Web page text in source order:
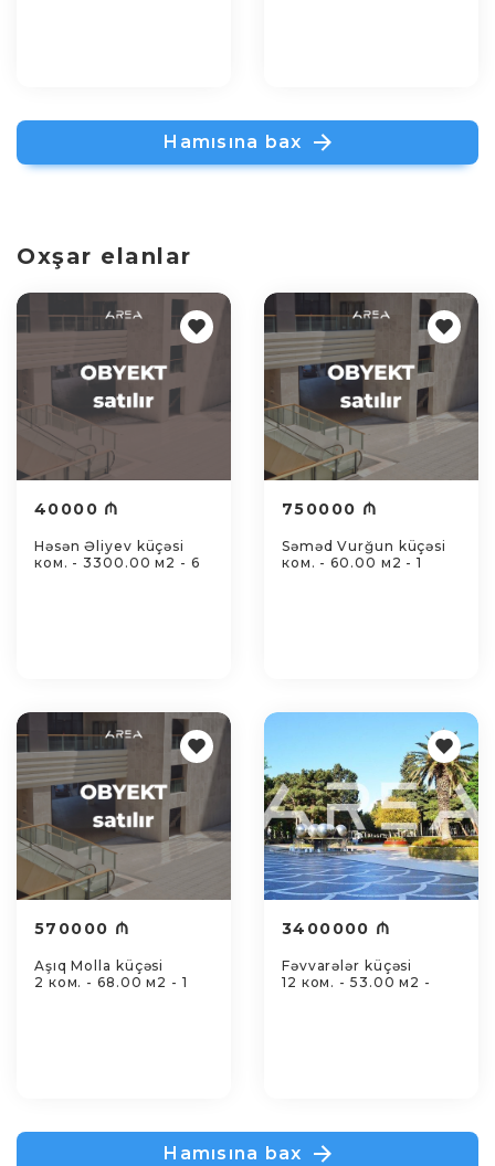
Hamısına bax
Oxşar elanlar
40000 ₼
Həsən Əliyev küçəsi
ком. - 3300.00 м2 - 6
750000 ₼
Səməd Vurğun küçəsi
ком. - 60.00 м2 - 1
570000 ₼
Aşıq Molla küçəsi
2 ком. - 68.00 м2 - 1
3400000 ₼
Fəvvarələr küçəsi
12 ком. - 53.00 м2 -
Hamısına bax